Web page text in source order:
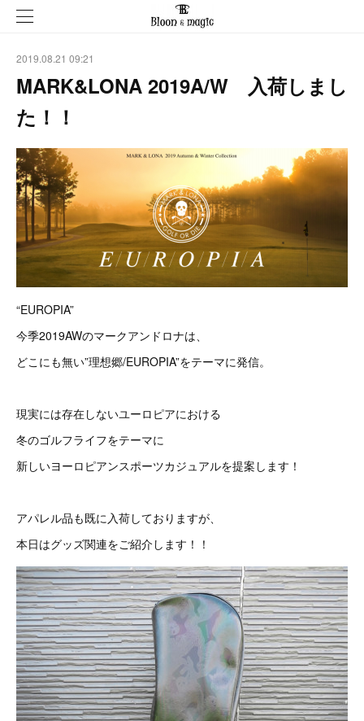
2019.08.21 09:21
MARK&LONA 2019A/W 入荷しまし
た！！
“EUROPIA”
今季2019AWのマークアンドロナは、
どこにも無い”理想郷/EUROPIA”をテーマに発信。
現実には存在しないユーロピアにおける
冬のゴルフライフをテーマに
新しいヨーロピアンスポーツカジュアルを提案します！
アパレル品も既に入荷しておりますが、
本日はグッズ関連をご紹介します！！